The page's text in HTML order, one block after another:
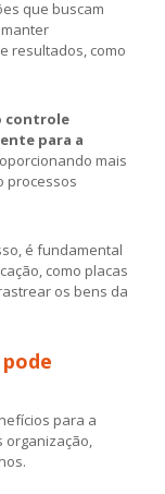
que buscam
resultados, como
controle
para a
mais
processos
é fundamental
como placas
os bens da
para a
organização,